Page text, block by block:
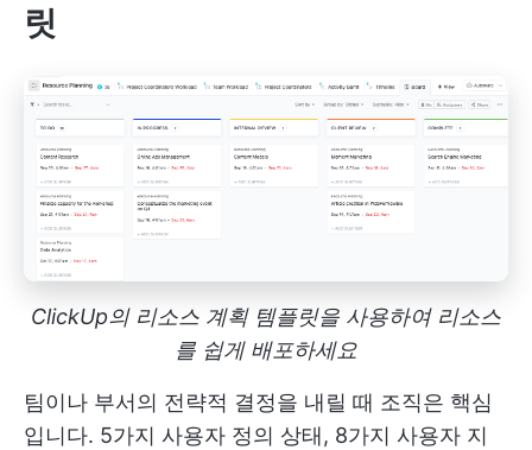
릿
ClickUp의 리소스 계획 템플릿을 사용하여 리소스
를 쉽게 배포하세요
팀이나 부서의 전략적 결정을 내릴 때 조직은 핵심
입니다. 5가지 사용자 정의 상태, 8가지 사용자 지